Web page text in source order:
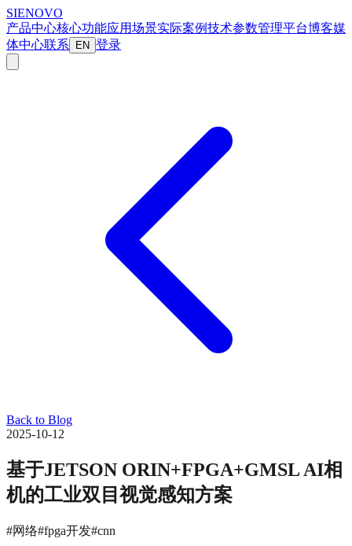
SIENOVO
产品中心核心功能应用场景实际案例技术参数管理平台博客媒
体中心联系 EN 登录
Back to Blog
2025-10-12
基于JETSON ORIN+FPGA+GMSL AI相
机的工业双目视觉感知方案
#网络#fpga开发#cnn